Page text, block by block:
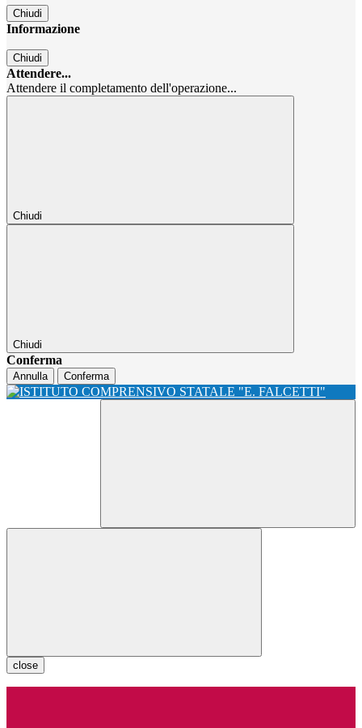
Chiudi
Informazione
Chiudi
Attendere...
Attendere il completamento dell'operazione...
Chiudi
Chiudi
Conferma
Annulla Conferma
close